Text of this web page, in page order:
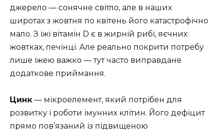
джерело — сонячне світло, але в наших
широтах з жовтня по квітень його катастрофічно
мало. З їжі вітамін D є в жирній рибі, яєчних
жовтках, печінці. Але реально покрити потребу
лише їжею важко — тут часто виправдане
додаткове приймання.
Цинк — мікроелемент, який потрібен для
розвитку і роботи імунних клітин. Його дефіцит
прямо пов’язаний із підвищеною